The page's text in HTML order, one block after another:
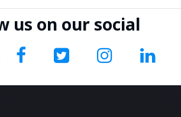
us on our social